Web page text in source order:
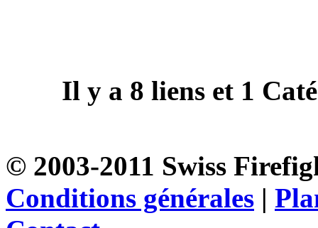
Il y a 8 liens et 1
© 2003-2011 Swiss
Conditions générales |